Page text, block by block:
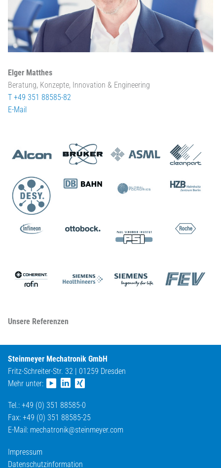
Elger Matthes
Beratung, Konzepte, Innovation & Engineering
T +49 351 88585-82
E-Mail
Unsere Referenzen
Steinmeyer Mechatronik GmbH
Fritz-Schreiter-Str. 32 | 01259 Dresden
Mehr unter:
Tel.: +49 (0) 351 88585-0
Fax: +49 (0) 351 88585-25
E-Mail: mechatronik@steinmeyer.com
Impressum
Datenschutzinformation